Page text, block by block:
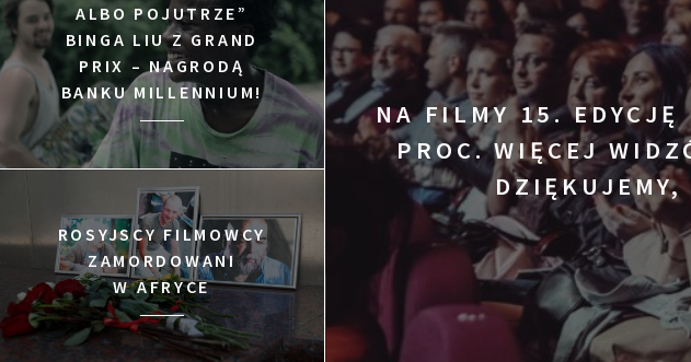
ALBO POJUTRZE”
BINGA LIU Z GRAND
PRIX – NAGRODĄ
BANKU MILLENNIUM!
ROSYJSCY FILMOWCY
ZAMORDOWANI
W AFRYCE
NA FILMY 15. EDYCJĘ
PROC. WIĘCEJ